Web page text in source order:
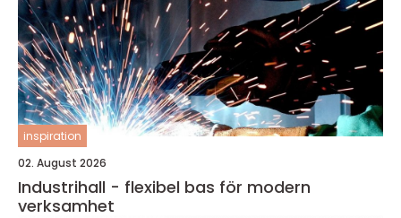
inspiration
02. August 2026
Industrihall - flexibel bas för modern
verksamhet